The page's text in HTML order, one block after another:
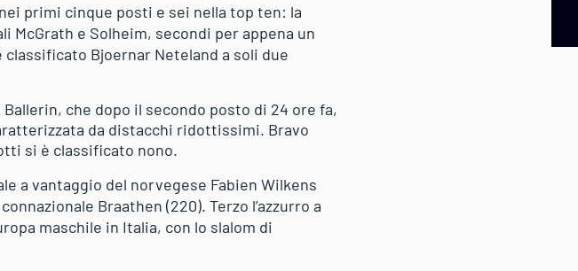
primi cinque posti e sei nella top ten: la
McGrath e Solheim, secondi per appena un
Bjoernar Neteland a soli due
che dopo il secondo posto di 24 ore fa,
da distacchi ridottissimi. Bravo
si è classificato nono.
a vantaggio del norvegese Fabien Wilkens
Braathen (220). Terzo l’azzurro a
maschile in Italia, con lo slalom di